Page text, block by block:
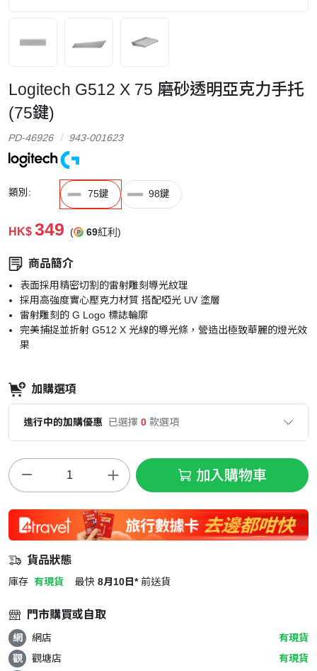
Logitech G512 X 75 磨砂透明亞克力手托
(75鍵)
PD-46926 943-001623
類別: 75鍵 98鍵
HK$ 349 ( 69紅利)
商品簡介
表面採用精密切割的雷射雕刻導光紋理
採用高強度實心壓克力材質 搭配啞光 UV 塗層
雷射雕刻的 G Logo 標誌輪廓
完美捕捉並折射 G512 X 光線的導光條， 營造出極致華麗的燈光效
果
加購選項
進行中的加購優惠 已選擇 0 款選項
加入購物車
貨品狀態
庫存 有現貨 最快 8月10日* 前送貨
門市購買或自取
網 網店
有現貨
觀
觀塘店
有現貨